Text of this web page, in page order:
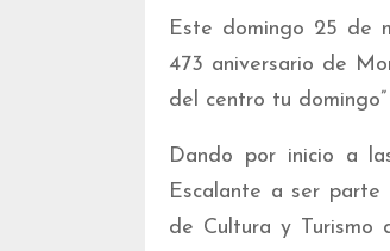
Este domingo 25 de
473 aniversario de
del centro tu
Dando por inicio a
Escalante a ser
de Cultura y